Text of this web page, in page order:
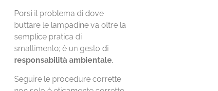
Porsi il problema di dove
buttare le lampadine va oltre la
semplice pratica di
smaltimento; è un gesto di
responsabilità ambientale.
Seguire le procedure corrette